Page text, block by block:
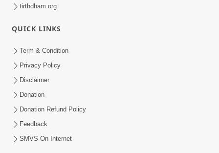
tirthdham.org
QUICK LINKS
Term & Condition
Privacy Policy
Disclaimer
Donation
Donation Refund Policy
Feedback
SMVS On Internet